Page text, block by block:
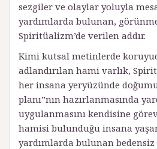
sezgiler ve olaylar yoluyla
yardımlarda bulunan,
Spiritüalizm’de verilen addır.
Kimi kutsal metinlerde
adlandırılan hami varlık,
her insana yeryüzünde
planı”nın hazırlanmasında
uygulanmasını kendisine
hamisi bulunduğu insana
yardımlarda bulunan bedensiz